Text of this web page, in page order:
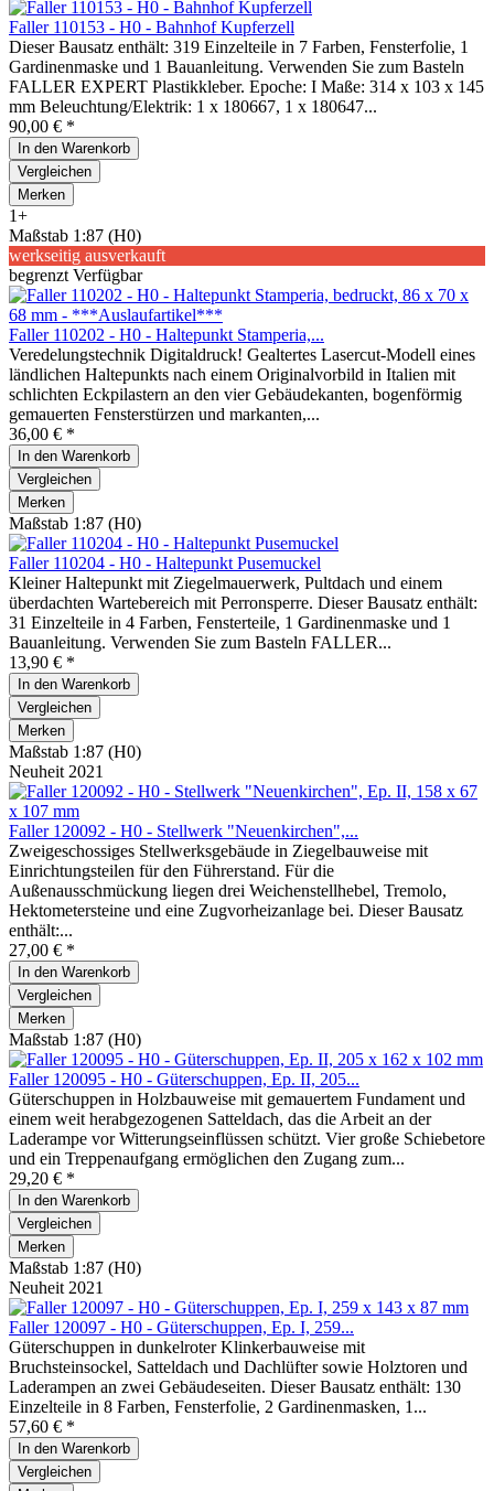
Faller 110153 - H0 - Bahnhof Kupferzell
Dieser Bausatz enthält: 319 Einzelteile in 7 Farben, Fensterfolie, 1
Gardinenmaske und 1 Bauanleitung. Verwenden Sie zum Basteln
FALLER EXPERT Plastikkleber. Epoche: I Maße: 314 x 103 x 145
mm Beleuchtung/Elektrik: 1 x 180667, 1 x 180647...
90,00 € *
In den Warenkorb
Vergleichen
Merken
1+
Maßstab 1:87 (H0)
werkseitig ausverkauft
begrenzt Verfügbar
Faller 110202 - H0 - Haltepunkt Stamperia,...
Veredelungstechnik Digitaldruck! Gealtertes Lasercut-Modell eines
ländlichen Haltepunkts nach einem Originalvorbild in Italien mit
schlichten Eckpilastern an den vier Gebäudekanten, bogenförmig
gemauerten Fensterstürzen und markanten,...
36,00 € *
In den Warenkorb
Vergleichen
Merken
Maßstab 1:87 (H0)
Faller 110204 - H0 - Haltepunkt Pusemuckel
Kleiner Haltepunkt mit Ziegelmauerwerk, Pultdach und einem
überdachten Wartebereich mit Perronsperre. Dieser Bausatz enthält:
31 Einzelteile in 4 Farben, Fensterteile, 1 Gardinenmaske und 1
Bauanleitung. Verwenden Sie zum Basteln FALLER...
13,90 € *
In den Warenkorb
Vergleichen
Merken
Maßstab 1:87 (H0)
Neuheit 2021
Faller 120092 - H0 - Stellwerk "Neuenkirchen",...
Zweigeschossiges Stellwerksgebäude in Ziegelbauweise mit
Einrichtungsteilen für den Führerstand. Für die
Außenausschmückung liegen drei Weichenstellhebel, Tremolo,
Hektometersteine und eine Zugvorheizanlage bei. Dieser Bausatz
enthält:...
27,00 € *
In den Warenkorb
Vergleichen
Merken
Maßstab 1:87 (H0)
Faller 120095 - H0 - Güterschuppen, Ep. II, 205...
Güterschuppen in Holzbauweise mit gemauertem Fundament und
einem weit herabgezogenen Satteldach, das die Arbeit an der
Laderampe vor Witterungseinflüssen schützt. Vier große Schiebetore
und ein Treppenaufgang ermöglichen den Zugang zum...
29,20 € *
In den Warenkorb
Vergleichen
Merken
Maßstab 1:87 (H0)
Neuheit 2021
Faller 120097 - H0 - Güterschuppen, Ep. I, 259...
Güterschuppen in dunkelroter Klinkerbauweise mit
Bruchsteinsockel, Satteldach und Dachlüfter sowie Holztoren und
Laderampen an zwei Gebäudeseiten. Dieser Bausatz enthält: 130
Einzelteile in 8 Farben, Fensterfolie, 2 Gardinenmasken, 1...
57,60 € *
In den Warenkorb
Vergleichen